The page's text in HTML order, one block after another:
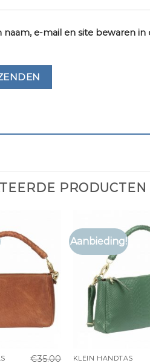
naam, e-mail en site bewaren
PRODUCTEN
€35.00
Aanbieding!
KLEIN HANDTAS